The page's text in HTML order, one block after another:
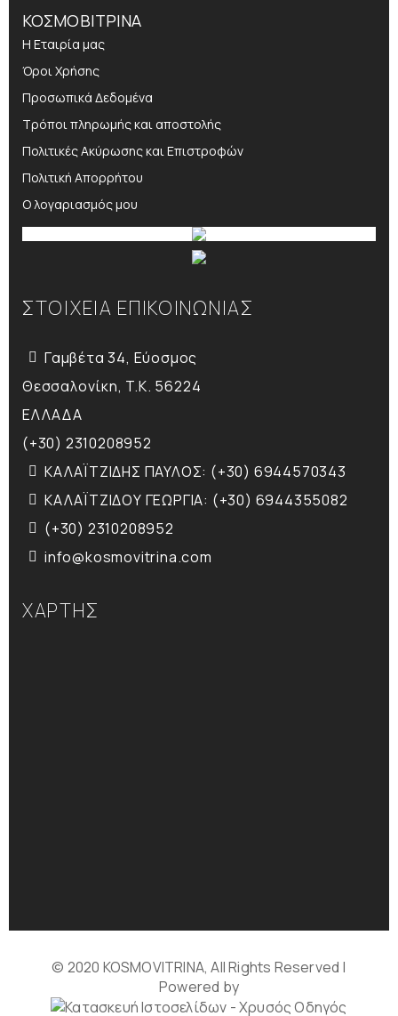
ΚΟΣΜΟΒΙΤΡΙΝΑ
Η Εταιρία μας
Όροι Χρήσης
Προσωπικά Δεδομένα
Τρόποι πληρωμής και αποστολής
Πολιτικές Ακύρωσης και Επιστροφών
Πολιτική Απορρήτου
Ο λογαριασμός μου
ΣΤΟΙΧΕΙΑ ΕΠΙΚΟΙΝΩΝΙΑΣ
Γαμβέτα 34, Εύοσμος
Θεσσαλονίκη, T.K. 56224
ΕΛΛΑΔΑ
(+30) 2310208952
ΚΑΛΑΪΤΖΙΔΗΣ ΠΑΥΛΟΣ: (+30) 6944570343
ΚΑΛΑΪΤΖΙΔΟΥ ΓΕΩΡΓΙΑ: (+30) 6944355082
(+30) 2310208952
info@kosmovitrina.com
ΧΑΡΤΗΣ
© 2020 KOSMOVITRINA, All Rights Reserved |
Powered by